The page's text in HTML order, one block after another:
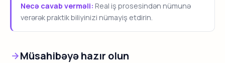
Necə cavab verməli: Real iş prosesindən nümunə
verərək praktik biliyinizi nümayiş etdirin.
Müsahibəyə hazır olun